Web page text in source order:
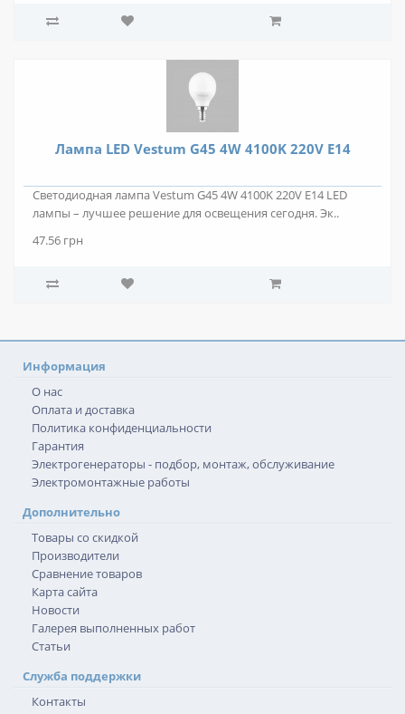
Лампа LED Vestum G45 4W 4100K 220V E14
Светодиодная лампа Vestum G45 4W 4100K 220V E14 LED
лампы – лучшее решение для освещения сегодня. Эк..
47.56 грн
Информация
О нас
Оплата и доставка
Политика конфиденциальности
Гарантия
Электрогенераторы - подбор, монтаж, обслуживание
Электромонтажные работы
Дополнительно
Товары со скидкой
Производители
Сравнение товаров
Карта сайта
Новости
Галерея выполненных работ
Статьи
Служба поддержки
Контакты